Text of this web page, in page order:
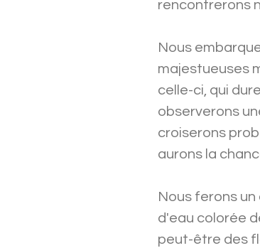
rencontrerons
Nous
majestueuses
celle-ci, qui
observerons
croiserons
aurons la
Nous ferons
d'eau colorée
peut-être des